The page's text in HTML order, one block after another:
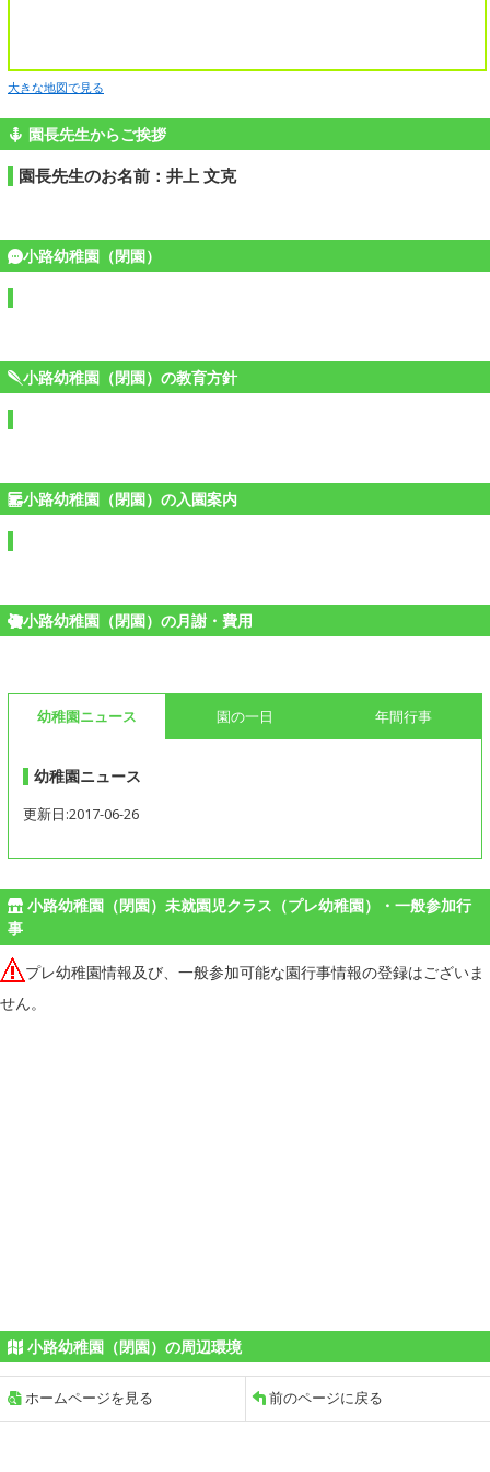
大きな地図で見る
園長先生からご挨拶
園長先生のお名前：井上 文克
小路幼稚園（閉園）
小路幼稚園（閉園）の教育方針
小路幼稚園（閉園）の入園案内
小路幼稚園（閉園）の月謝・費用
幼稚園ニュース 園の一日 年間行事
幼稚園ニュース
更新日:2017-06-26
小路幼稚園（閉園）未就園児クラス（プレ幼稚園）・一般参加行
事
プレ幼稚園情報及び、一般参加可能な園行事情報の登録はございま
せん。
小路幼稚園（閉園）の周辺環境
ホームページを見る 前のページに戻る